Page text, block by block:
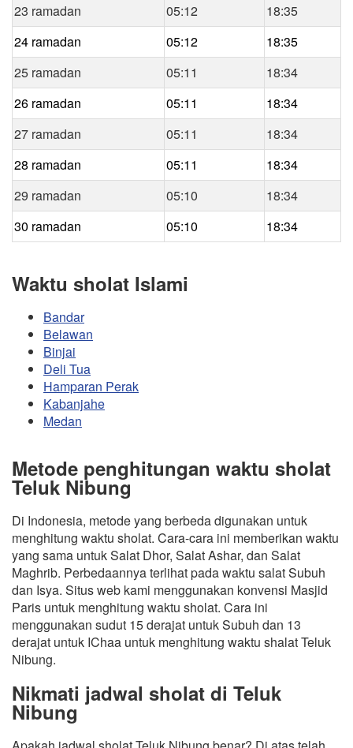
23 ramadan
05:12
18:35
24 ramadan
05:12
18:35
25 ramadan
05:11
18:34
26 ramadan
05:11
18:34
27 ramadan
05:11
18:34
28 ramadan
05:11
18:34
29 ramadan
05:10
18:34
30 ramadan
05:10 18:34
Waktu sholat Islami
Bandar
Belawan
Binjai
Deli Tua
Hamparan Perak
Kabanjahe
Medan
Metode penghitungan waktu sholat
Teluk Nibung
Di Indonesia, metode yang berbeda digunakan untuk
menghitung waktu sholat. Cara-cara ini memberikan waktu
yang sama untuk Salat Dhor, Salat Ashar, dan Salat
Maghrib. Perbedaannya terlihat pada waktu salat Subuh
dan Isya. Situs web kami menggunakan konvensi Masjid
Paris untuk menghitung waktu sholat. Cara ini
menggunakan sudut 15 derajat untuk Subuh dan 13
derajat untuk IChaa untuk menghitung waktu shalat Teluk
Nibung.
Nikmati jadwal sholat di Teluk
Nibung